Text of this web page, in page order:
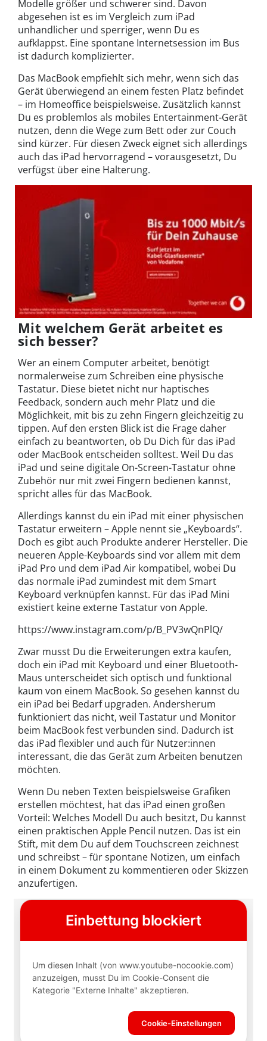
Modelle größer und schwerer sind. Davon
abgesehen ist es im Vergleich zum iPad
unhandlicher und sperriger, wenn Du es
aufklappst. Eine spontane Internetsession im Bus
ist dadurch komplizierter.
Das MacBook empfiehlt sich mehr, wenn sich das
Gerät überwiegend an einem festen Platz befindet
– im Homeoffice beispielsweise. Zusätzlich kannst
Du es problemlos als mobiles Entertainment-Gerät
nutzen, denn die Wege zum Bett oder zur Couch
sind kürzer. Für diesen Zweck eignet sich allerdings
auch das iPad hervorragend – vorausgesetzt, Du
verfügst über eine Halterung.
Mit welchem Gerät arbeitet es
sich besser?
Wer an einem Computer arbeitet, benötigt
normalerweise zum Schreiben eine physische
Tastatur. Diese bietet nicht nur haptisches
Feedback, sondern auch mehr Platz und die
Möglichkeit, mit bis zu zehn Fingern gleichzeitig zu
tippen. Auf den ersten Blick ist die Frage daher
einfach zu beantworten, ob Du Dich für das iPad
oder MacBook entscheiden solltest. Weil Du das
iPad und seine digitale On-Screen-Tastatur ohne
Zubehör nur mit zwei Fingern bedienen kannst,
spricht alles für das MacBook.
Allerdings kannst du ein iPad mit einer physischen
Tastatur erweitern – Apple nennt sie „Keyboards“.
Doch es gibt auch Produkte anderer Hersteller. Die
neueren Apple-Keyboards sind vor allem mit dem
iPad Pro und dem iPad Air kompatibel, wobei Du
das normale iPad zumindest mit dem Smart
Keyboard verknüpfen kannst. Für das iPad Mini
existiert keine externe Tastatur von Apple.
https://www.instagram.com/p/B_PV3wQnPlQ/
Zwar musst Du die Erweiterungen extra kaufen,
doch ein iPad mit Keyboard und einer Bluetooth-
Maus unterscheidet sich optisch und funktional
kaum von einem MacBook. So gesehen kannst du
ein iPad bei Bedarf upgraden. Andersherum
funktioniert das nicht, weil Tastatur und Monitor
beim MacBook fest verbunden sind. Dadurch ist
das iPad flexibler und auch für Nutzer:innen
interessant, die das Gerät zum Arbeiten benutzen
möchten.
Wenn Du neben Texten beispielsweise Grafiken
erstellen möchtest, hat das iPad einen großen
Vorteil: Welches Modell Du auch besitzt, Du kannst
einen praktischen Apple Pencil nutzen. Das ist ein
Stift, mit dem Du auf dem Touchscreen zeichnest
und schreibst – für spontane Notizen, um einfach
in einem Dokument zu kommentieren oder Skizzen
anzufertigen.